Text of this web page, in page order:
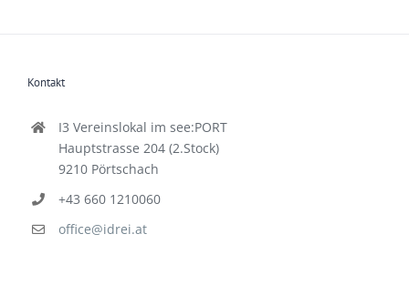
Kontakt
I3 Vereinslokal im see:PORT
Hauptstrasse 204 (2.Stock)
9210 Pörtschach
+43 660 1210060
office@idrei.at